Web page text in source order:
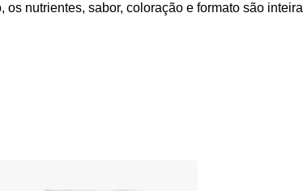
nutrientes, sabor, coloração e formato são